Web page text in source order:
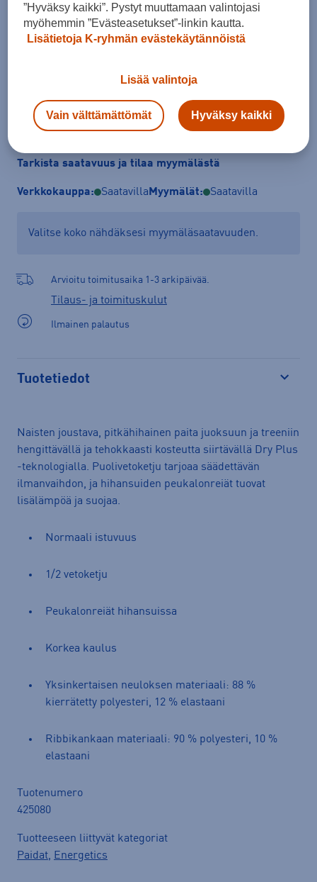
XS S M L XL
Kokotaulukko
Lisää ostoskoriin
Tarkista saatavuus ja tilaa myymälästä
Verkkokauppa: Saatavilla Myymälät: Saatavilla
Valitse koko nähdäksesi myymäläsaatavuuden.
Arvioitu toimitusaika 1-3 arkipäivää.
Tilaus- ja toimituskulut
Ilmainen palautus
Tuotetiedot
Naisten joustava, pitkähihainen paita juoksuun ja treeniin
hengittävällä ja tehokkaasti kosteutta siirtävällä Dry Plus
-teknologialla. Puolivetoketju tarjoaa säädettävän
ilmanvaihdon, ja hihansuiden peukalonreiät tuovat
lisälämpöä ja suojaa.
Normaali istuvuus
1/2 vetoketju
Peukalonreiät hihansuissa
Korkea kaulus
Yksinkertaisen neuloksen materiaali: 88 %
kierrätetty polyesteri, 12 % elastaani
Ribbikankaan materiaali: 90 % polyesteri, 10 %
elastaani
Tuotenumero
425080
Tuotteeseen liittyvät kategoriat
Paidat, Energetics
”Hyväksy kaikki”. Pystyt muuttamaan valintojasi
myöhemmin ”Evästeasetukset”-linkin kautta.
Lisätietoja K-ryhmän evästekäytännöistä
Lisää valintoja
Vain välttämättömät Hyväksy kaikki